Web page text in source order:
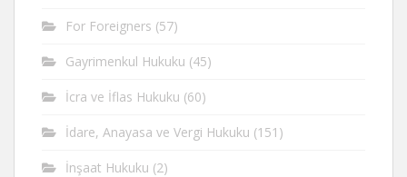
For Foreigners (57)
Gayrimenkul Hukuku (45)
İcra ve İflas Hukuku (60)
İdare, Anayasa ve Vergi Hukuku (151)
İnşaat Hukuku (2)